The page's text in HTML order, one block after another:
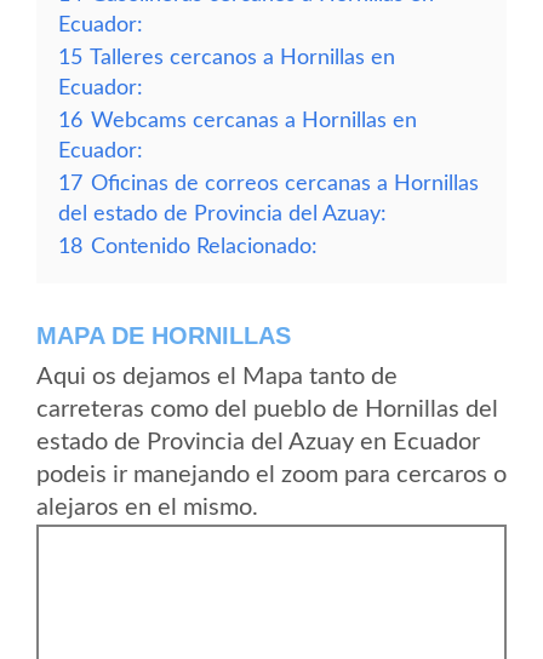
Ecuador:
15 Talleres cercanos a Hornillas en
Ecuador:
16 Webcams cercanas a Hornillas en
Ecuador:
17 Oficinas de correos cercanas a Hornillas
del estado de Provincia del Azuay:
18 Contenido Relacionado:
MAPA DE HORNILLAS
Aqui os dejamos el Mapa tanto de
carreteras como del pueblo de Hornillas del
estado de Provincia del Azuay en Ecuador
podeis ir manejando el zoom para cercaros o
alejaros en el mismo.